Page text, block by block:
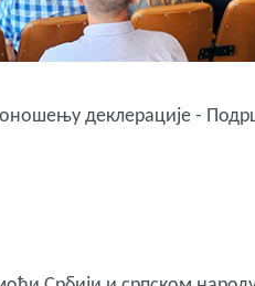
деклерације -